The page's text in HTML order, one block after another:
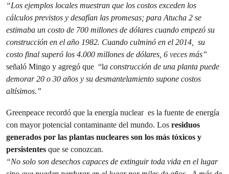
“Los ejemplos locales muestran que los costos exceden los
cálculos previstos y desafían las promesas; para Atucha 2 se
estimaba un costo de 700 millones de dólares cuando empezó su
construcción en el año 1982. Cuando culminó en el 2014, su
costo final superó los 4.000 millones de dólares, 6 veces más”
señaló Mingo y agregó que “la construcción de una planta puede
demorar 20 o 30 años y su desmantelamiento supone costos
altísimos.”
Greenpeace recordó que la energía nuclear es la fuente de energía
con mayor potencial contaminante del mundo. Los residuos
generados por las plantas nucleares son los más tóxicos y
persistentes que se conozcan.
“No solo son desechos capaces de extinguir toda vida en el lugar